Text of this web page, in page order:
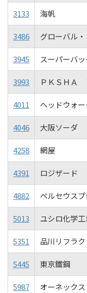
3133 海帆
3486 グローバル
3945 スーパーバ
3993 ＰＫＳＨＡ
4011 ヘッドウォ
4046 大阪ソーダ
4258 網屋
4391 ロジザード
4882 ペルセウス
5013 ユシロ化学
5351 品川リフラ
5445 東京鐵鋼
5987 オーネックス